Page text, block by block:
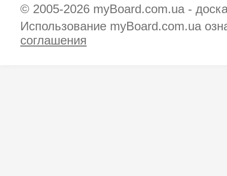
© 2005-2026 myBoard.com.ua -
Использование myBoard.com.ua
соглашения